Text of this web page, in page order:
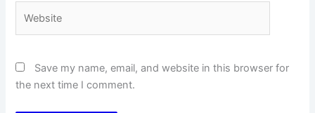
Save my name, email, and website in this browser for
the next time I comment.